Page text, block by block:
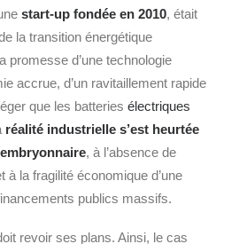
start-up fondée en 2010, était
la transition énergétique
promesse d’une technologie
accrue, d’un ravitaillement rapide
que les batteries électriques
réalité industrielle s’est heurtée
, à l’absence de
la fragilité économique d’une
publics massifs.
revoir ses plans. Ainsi, le cas